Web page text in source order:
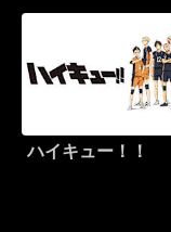
ハイキュー！！